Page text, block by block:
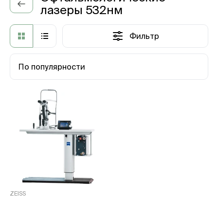
лазеры 532нм
Фильтр
По популярности
ZEISS